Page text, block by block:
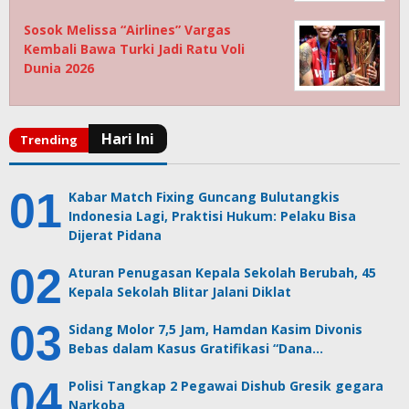
Sosok Melissa “Airlines” Vargas
Kembali Bawa Turki Jadi Ratu Voli
Dunia 2026
Kabar Match Fixing Guncang Bulutangkis
Indonesia Lagi, Praktisi Hukum: Pelaku Bisa
Dijerat Pidana
Aturan Penugasan Kepala Sekolah Berubah, 45
Kepala Sekolah Blitar Jalani Diklat
Sidang Molor 7,5 Jam, Hamdan Kasim Divonis
Bebas dalam Kasus Gratifikasi “Dana…
Polisi Tangkap 2 Pegawai Dishub Gresik gegara
Narkoba